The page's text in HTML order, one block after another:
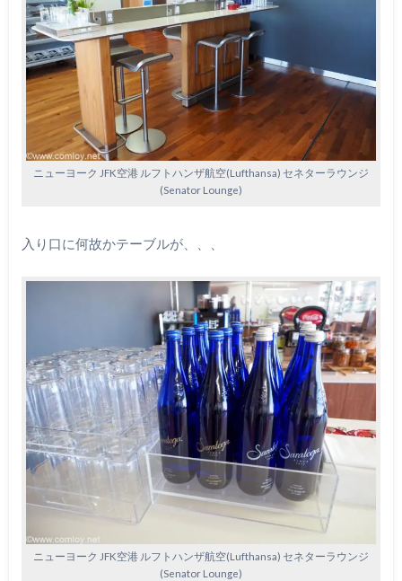
ニューヨーク JFK空港 ルフトハンザ航空(Lufthansa) セネターラウンジ
(Senator Lounge)
入り口に何故かテーブルが、、、
ニューヨーク JFK空港 ルフトハンザ航空(Lufthansa) セネターラウンジ
(Senator Lounge)